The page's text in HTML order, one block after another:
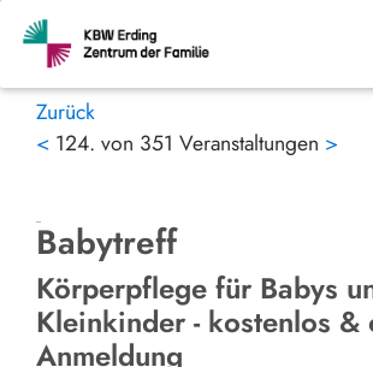
Zurück
< 124. von 351 Veranstaltungen >
Babytreff
Körperpflege für Babys
Kleinkinder - kostenlos &
Anmeldung